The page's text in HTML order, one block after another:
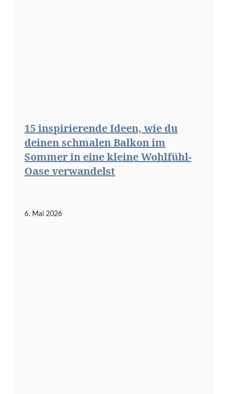
15 inspirierende Ideen, wie du
deinen schmalen Balkon im
Sommer in eine kleine Wohlfühl-
Oase verwandelst
6. Mai 2026